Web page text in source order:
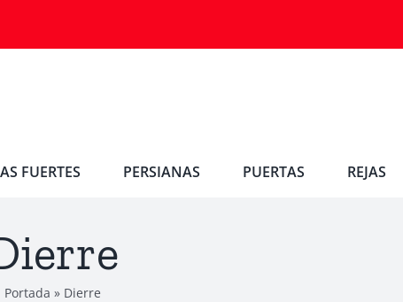
FUERTES PERSIANAS PUERTAS REJAS
Portada » Dierre